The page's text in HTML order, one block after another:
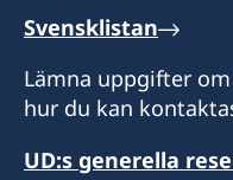
Svensklistan
Lämna uppgifter
hur du kan
UD:s generella